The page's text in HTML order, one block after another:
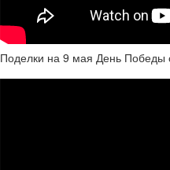
Поделки на 9 мая День Победы